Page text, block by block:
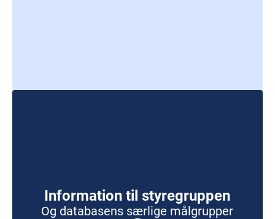
Information til styregruppen
Og databasens særlige målgrupper